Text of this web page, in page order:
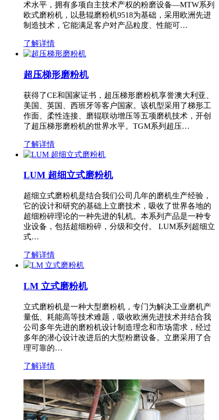
术水平，拥有多项自主技术产权的粉磨设备—MTW系列
欧式磨粉机，以悬辊磨粉机9518为基础，采用欧洲先进
制造技术，它能满足客户对产品粒度、性能可…
了解详情
超压梯形磨粉机
获得了CE和国家证书，超压梯形磨粉机享誉澳大利亚、
美国、英国、西班牙等客户国家。该机型采用了梯形工
作面、柔性连接、磨辊联动增压等五项磨机技术，开创
了超压梯形磨粉机的世界水平。TGM系列超压…
了解详情
LUM 超细立式磨粉机
超细立式磨粉机是结合我们公司几年的磨机生产经验，
它的设计和研究的基础上立磨技术，吸收了世界各地的
超细粉碎理论的一种先进的轧机。本系列产品是一种专
业设备，包括超细粉碎，分级和交付。 LUM系列超细立
式…
了解详情
LM 立式磨粉机
立式磨粉机是一种大型磨粉机，专门为解决工业磨机产
量低、耗能高等技术难题，吸收欧洲先进技术并结合我
公司多年先进的磨粉机设计制造理念和市场需求，经过
多年的潜心设计改进后的大型粉磨设备。立磨采用了合
理可靠的…
了解详情